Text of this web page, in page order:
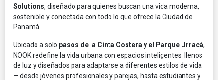
Solutions, diseñado para quienes buscan una vida moderna,
sostenible y conectada con todo lo que ofrece la Ciudad de
Panamá.
Ubicado a solo pasos de la Cinta Costera y el Parque Urracá,
NOOK redefine la vida urbana con espacios inteligentes, llenos
de luz y diseñados para adaptarse a diferentes estilos de vida
— desde jóvenes profesionales y parejas, hasta estudiantes y